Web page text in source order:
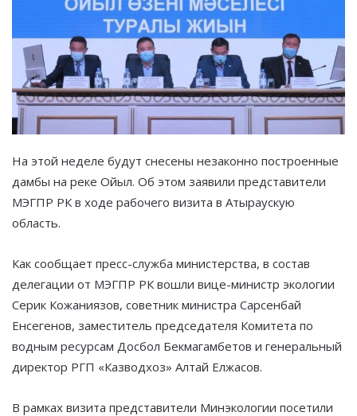
На этой неделе будут снесены незаконно построенные
дамбы на реке Ойыл. Об этом заявили представители
МЭГПР РК в ходе рабочего визита в Атыраускую
область.
Как сообщает пресс-служба министерства, в состав
делегации от МЭГПР РК вошли вице-министр экологии
Серик Кожаниязов, советник министра Сарсенбай
Енсегенов, заместитель председателя Комитета по
водным ресурсам Досбол Бекмагамбетов и генеральный
директор РГП «Казводхоз» Алтай Елжасов.
В рамках визита представители Минэкологии посетили